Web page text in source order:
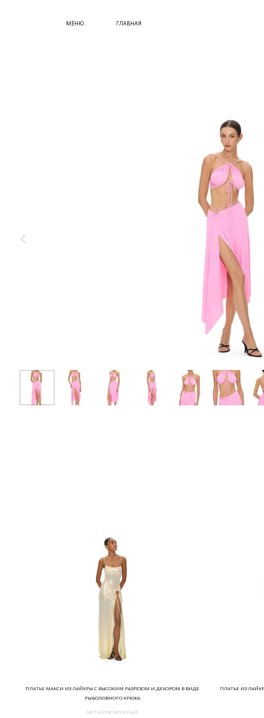
МЕНЮ ГЛАВНАЯ
ОБУВЬ
ПЛАТЬЕ МАКСИ ИЗ ЛАЙКРЫ С ВЫСОКИМ РАЗРЕЗОМ И ДЕКОРОМ В ВИДЕ
РЫБОЛОВНОГО КРЮКА
МЕТАЛЛИК МОЛОЧЫЙ
ПЛАТЬЕ ИЗ